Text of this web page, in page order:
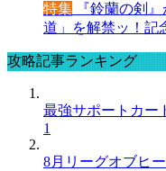
特集 『鈴蘭の剣
道」を解禁ッ！記
攻略記事ランキング
最強サポートカー
1
8月リーグオブヒ